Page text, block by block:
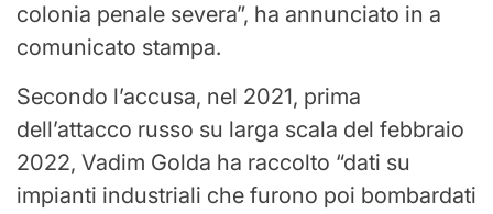
colonia penale severa”, ha annunciato in a
comunicato stampa.
Secondo l’accusa, nel 2021, prima
dell’attacco russo su larga scala del febbraio
2022, Vadim Golda ha raccolto “dati su
impianti industriali che furono poi bombardati